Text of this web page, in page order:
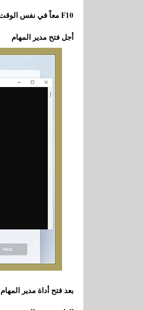
أجل فتح مدير المهام